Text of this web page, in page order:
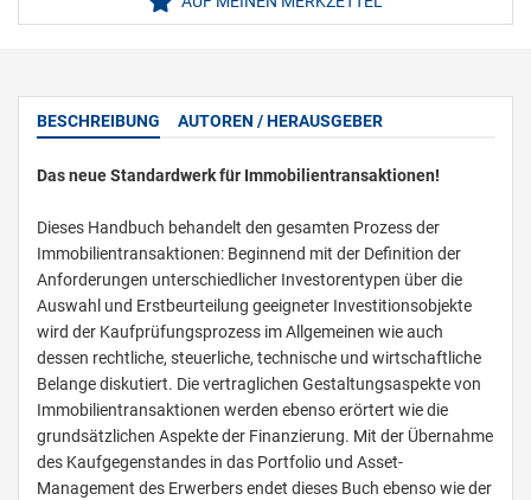
BESCHREIBUNG AUTOREN / HERAUSGEBER
Das neue Standardwerk für Immobilientransaktionen!
Dieses Handbuch behandelt den gesamten Prozess der
Immobilientransaktionen: Beginnend mit der Definition der
Anforderungen unterschiedlicher Investorentypen über die
Auswahl und Erstbeurteilung geeigneter Investitionsobjekte
wird der Kaufprüfungsprozess im Allgemeinen wie auch
dessen rechtliche, steuerliche, technische und wirtschaftliche
Belange diskutiert. Die vertraglichen Gestaltungsaspekte von
Immobilientransaktionen werden ebenso erörtert wie die
grundsätzlichen Aspekte der Finanzierung. Mit der Übernahme
des Kaufgegenstandes in das Portfolio und Asset-
Management des Erwerbers endet dieses Buch ebenso wie der